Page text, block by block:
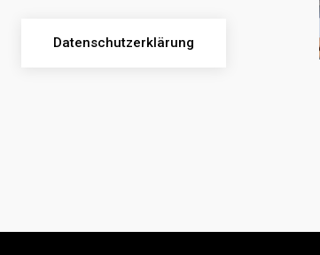
Datenschutzerklärung